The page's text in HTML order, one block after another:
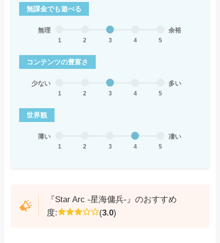
無課金でも遊べる
無理
1 2 3 4 5
余裕
コンテンツの豊富さ
少ない
1 2 3 4 5
多い
世界観
薄い
1 2 3 4 5
凄い
『Star Arc -星海傭兵-』のおすすめ
度:
(3.0)